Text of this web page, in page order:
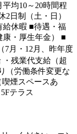
均10～20時間程
2日制（土・日）
給休暇 ■待遇・福
康・厚生年金） ■
月・12月、昨年度
残業代支給（超
（労働条件変更な
煙スペースあ
テラス